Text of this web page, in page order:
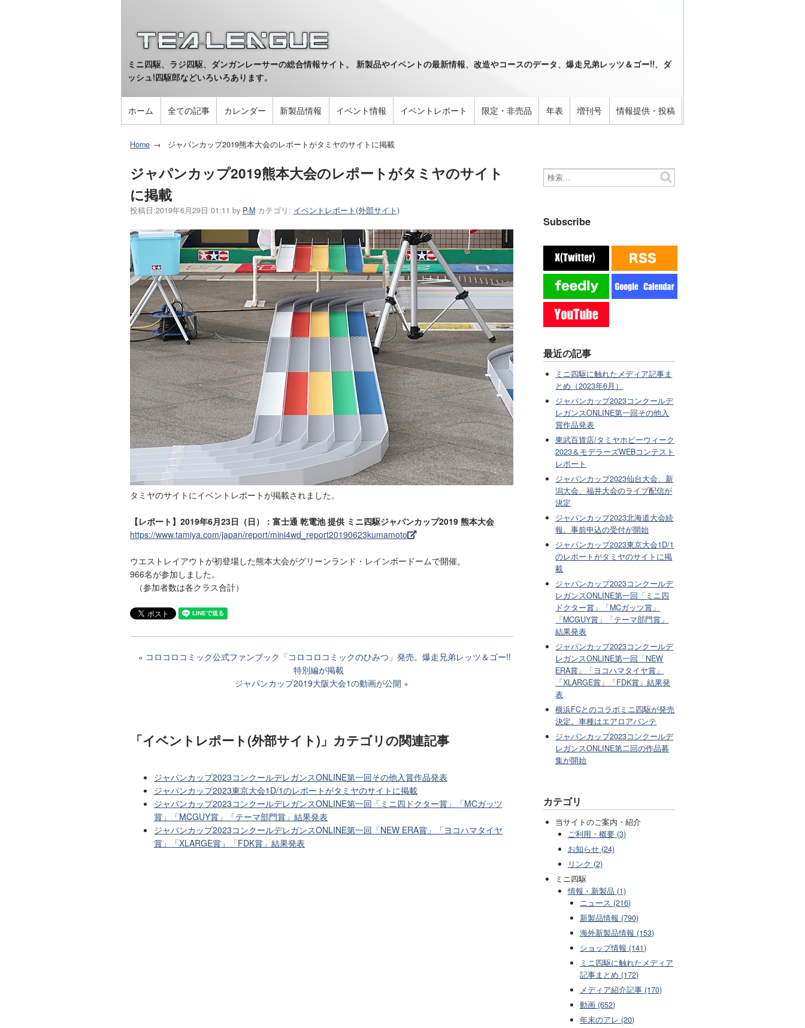
ミニ四駆、ラジ四駆、ダンガンレーサーの総合情報サイト。 新製品やイベントの最新情報、改造やコースのデータ、爆走兄弟レッツ＆ゴー!!、ダ
ッシュ!四駆郎などいろいろあります。
ホーム 全ての記事 カレンダー 新製品情報 イベント情報 イベントレポート 限定・非売品 年表 増刊号 情報提供・投稿
Home ジャパンカップ2019熊本大会のレポートがタミヤのサイトに掲載
ジャパンカップ2019熊本大会のレポートがタミヤのサイト
に掲載
投稿日:2019年6月29日 01:11 by P-M カテゴリ: イベントレポート(外部サイト)
タミヤのサイトにイベントレポートが掲載されました。
【レポート】2019年6月23日（日）：富士通 乾電池 提供 ミニ四駆ジャパンカップ2019 熊本大会
https://www.tamiya.com/japan/report/mini4wd_report20190623kumamoto
ウエストレイアウトが初登場した熊本大会がグリーンランド・レインボードームで開催。
966名が参加しました。
（参加者数は各クラス合計）
コロコロコミック公式ファンブック「コロコロコミックのひみつ」発売。爆走兄弟レッツ＆ゴー!!
特別編が掲載
ジャパンカップ2019大阪大会1の動画が公開
「イベントレポート(外部サイト)」カテゴリの関連記事
ジャパンカップ2023コンクールデレガンスONLINE第一回その他入賞作品発表
ジャパンカップ2023東京大会1D/1のレポートがタミヤのサイトに掲載
ジャパンカップ2023コンクールデレガンスONLINE第一回「ミニ四ドクター賞」「MCガッツ
賞」「MCGUY賞」「テーマ部門賞」結果発表
ジャパンカップ2023コンクールデレガンスONLINE第一回「NEW ERA賞」「ヨコハマタイヤ
賞」「XLARGE賞」「FDK賞」結果発表
Subscribe
最近の記事
ミニ四駆に触れたメディア記事ま
とめ（2023年6月）
ジャパンカップ2023コンクールデ
レガンスONLINE第一回その他入
賞作品発表
東武百貨店/タミヤホビーウィーク
2023＆モデラーズWEBコンテスト
レポート
ジャパンカップ2023仙台大会、新
潟大会、福井大会のライブ配信が
決定
ジャパンカップ2023北海道大会続
報。事前申込の受付が開始
ジャパンカップ2023東京大会1D/1
のレポートがタミヤのサイトに掲
載
ジャパンカップ2023コンクールデ
レガンスONLINE第一回「ミニ四
ドクター賞」「MCガッツ賞」
「MCGUY賞」「テーマ部門賞」
結果発表
ジャパンカップ2023コンクールデ
レガンスONLINE第一回「NEW
ERA賞」「ヨコハマタイヤ賞」
「XLARGE賞」「FDK賞」結果発
表
横浜FCとのコラボミニ四駆が発売
決定。車種はエアロアバンテ
ジャパンカップ2023コンクールデ
レガンスONLINE第二回の作品募
集が開始
カテゴリ
当サイトのご案内・紹介
ご利用・概要 (3)
お知らせ (24)
リンク (2)
ミニ四駆
情報・新製品 (1)
ニュース (216)
新製品情報 (790)
海外新製品情報 (153)
ショップ情報 (141)
ミニ四駆に触れたメディア
記事まとめ (172)
メディア紹介記事 (170)
動画 (652)
年末のアレ (20)